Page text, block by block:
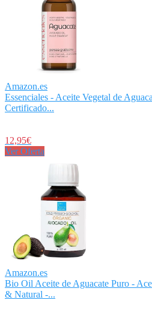
Amazon.es
Essenciales - Aceite Vegetal de
Certificado...
12,95€
Ver Oferta
Amazon.es
Bio Oil Aceite de Aguacate Puro -
& Natural -...